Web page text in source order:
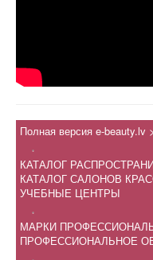
Полная версия e-beauty.lv
.
КАТАЛОГ
КАТАЛОГ САЛОНОВ
УЧЕБНЫЕ ЦЕНТРЫ
.
МАРКИ
ПРОФЕССИОНАЛЬНОЕ
.